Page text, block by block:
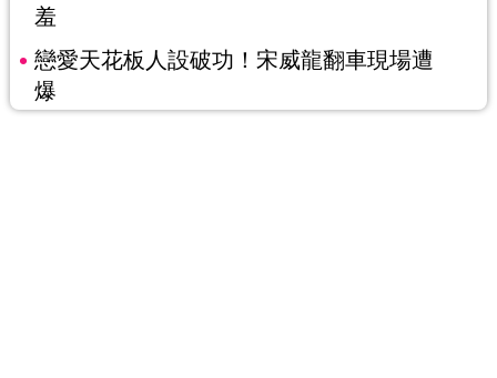
羞
戀愛天花板人設破功！宋威龍翻車現場遭
爆